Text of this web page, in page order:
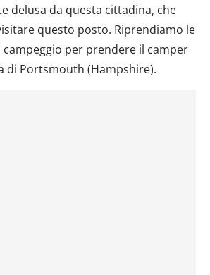
delusa da questa cittadina, che
questo posto. Riprendiamo le
per prendere il camper
di Portsmouth (Hampshire).